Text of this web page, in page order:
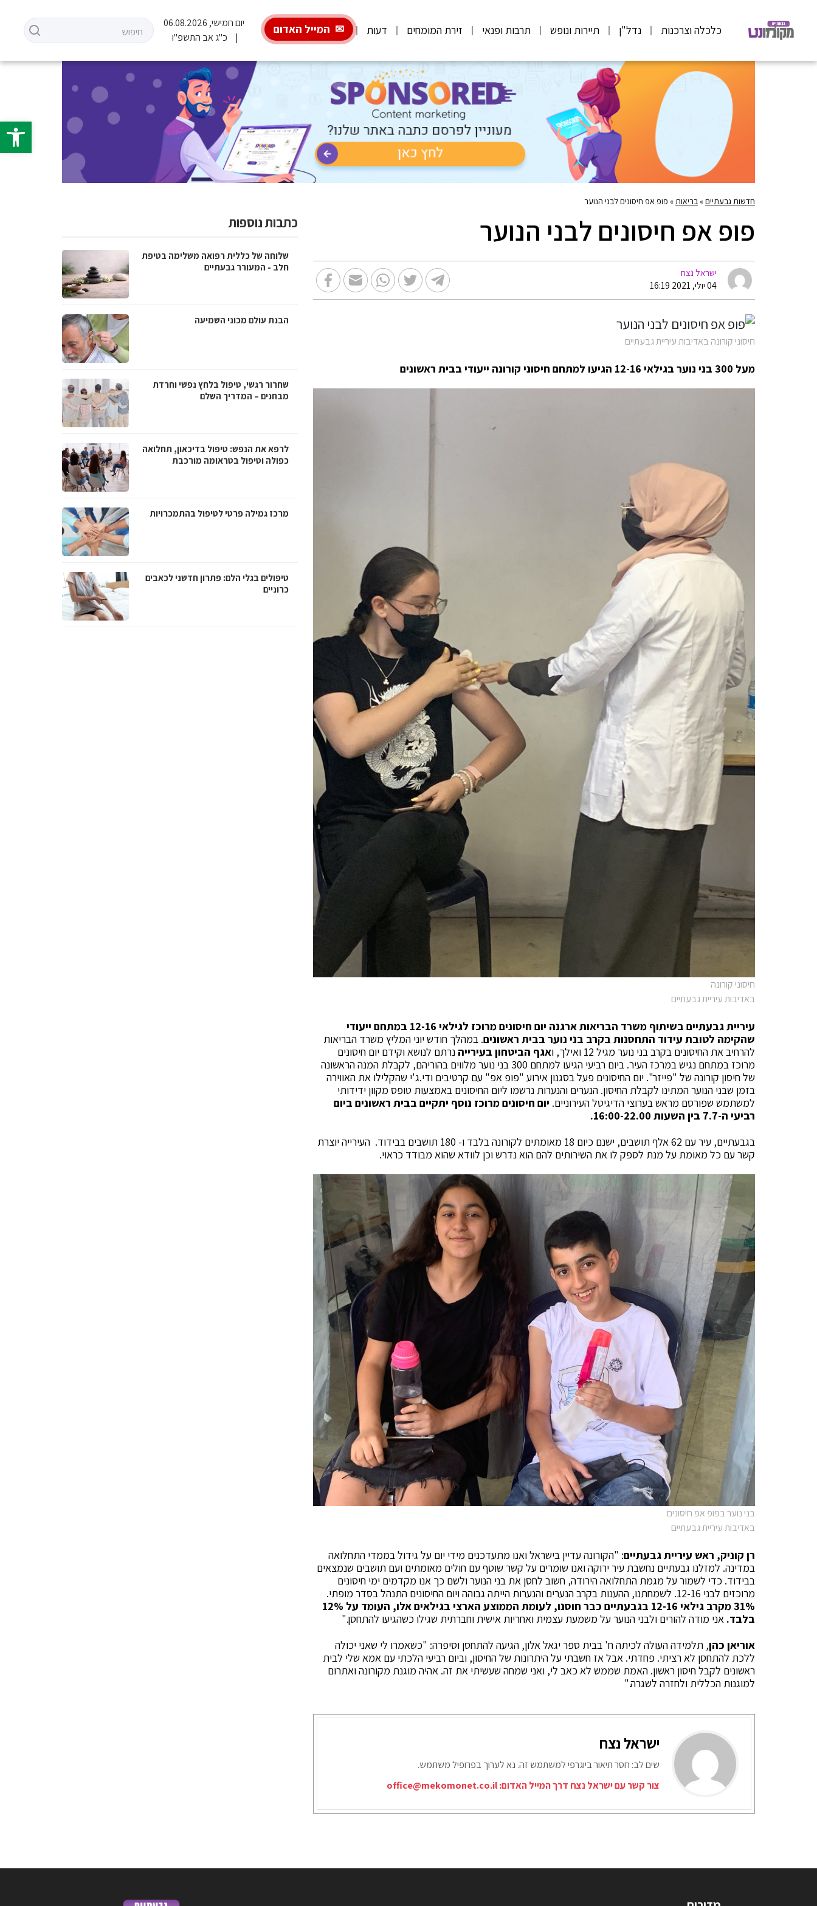
פתח
כלכלה וצרכנות נדל"ן תיירות ונופש תרבות ופנאי זירת המומחים דעות המייל האדום
יום חמישי, 06.08.2026
כ"ג אב התשפ"ו
חדשות גבעתיים» בריאות » פופ אפ חיסונים לבני הנוער
פופ אפ חיסונים לבני הנוער
ישראל נצח
04 יולי, 2021 16:19
חיסוני קורונה באדיבות עיריית גבעתיים
מעל 300 בני נוער בגילאי 12-16 הגיעו למתחם חיסוני קורונה ייעודי בבית ראשונים
חיסוני קורונה
באדיבות עיריית גבעתיים
עיריית גבעתיים בשיתוף משרד הבריאות
ארגנה יום חיסונים מרוכז לגילאי 12-16 במתחם ייעודי
שהקימה לטובת עידוד התחסנות בקרב בני נוער בבית ראשונים. במהלך חודש יוני המליץ משרד הבריאות
להרחיב את החיסונים בקרב בני נוער מגיל 12 ואילך, ו
אגף הביטחון בעירייה נרתם לנושא וקידם יום חיסונים
מרוכז במתחם נגיש במרכז העיר. ביום רביעי הגיעו למתחם 300 בני נוער מלווים בהוריהם, לקבלת המנה הראשונה
של חיסון קורונה של "פייזר". יום החיסונים פעל בסגנון אירוע "פופ אפ" עם קרטיבים ודי.ג'י שהקלילו את האווירה
בזמן שבני הנוער המתינו לקבלת החיסון. הנערים והנערות נרשמו ליום החיסונים באמצעות טופס מקוון ידידותי
למשתמש שפורסם מראש בערוצי הדיגיטל העירוניים. יום חיסונים מרוכז נוסף יתקיים בבית ראשונים ביום
רביעי ה-7.7 בין השעות 16:00-22.00.
בגבעתיים, עיר עם 62 אלף תושבים, ישנם כיום 18 מאומתים לקורונה בלבד ו- 180 תושבים בבידוד. העירייה יוצרת
קשר עם כל מאומת על מנת לספק לו את השירותים להם הוא נדרש וכן לוודא שהוא מבודד כראוי.
בני נוער בפופ אפ חיסונים
באדיבות עיריית גבעתיים
רן קוניק, ראש עיריית גבעתיים: "הקורונה עדיין בישראל ואנו מתעדכנים מידי יום על גידול בממדי התחלואה
במדינה. למזלנו גבעתיים נחשבת עיר ירוקה ואנו שומרים על קשר שוטף עם חולים מאומתים ועם תושבים שנמצאים
בבידוד. כדי לשמור על מגמת התחלואה הירודה, חשוב לחסן את בני הנוער ולשם כך אנו מקדמים ימי חיסונים
מרוכזים לבני 12-16. לשמחתנו, ההענות בקרב הנערים והנערות הייתה גבוהה ויום החיסונים התנהל בסדר מופתי.
31% מקרב גילאי 12-16 בגבעתיים כבר חוסנו, לעומת הממוצע הארצי בגילאים אלו, העומד על 12%
בלבד. אני מודה להורים ולבני הנוער על משמעת עצמית ואחריות אישית וחברתית שגילו כשהגיעו להתחסן."
אוריאן כהן, תלמידה העולה לכיתה ח' בבית ספר יגאל אלון, הגיעה להתחסן וסיפרה: "כשאמרו לי שאני יכולה
ללכת להתחסן לא רציתי. פחדתי. אבל אז חשבתי על היתרונות של החיסון, וביום רביעי הלכתי עם אמא שלי לבית
ראשונים לקבל חיסון ראשון. האמת שממש לא כאב לי, ואני שמחה שעשיתי את זה. אהיה מוגנת מקורונה ואתרום
למוגנות הכללית ולחזרה לשגרה."
ישראל נצח
שים לב: חסר תיאור ביוגרפי למשתמש זה. נא לערוך בפרופיל משתמש.
צור קשר עם ישראל נצח דרך המייל האדום:office@mekomonet.co.il
כתבות נוספות
שלוחה של כללית רפואה משלימה בטיפת
חלב - המעורר גבעתיים
הבנת עולם מכוני השמיעה
שחרור רגשי, טיפול בלחץ נפשי וחרדת
מבחנים – המדריך השלם
לרפא את הנפש: טיפול בדיכאון, תחלואה
כפולה וטיפול בטראומה מורכבת
מרכז גמילה פרטי לטיפול בהתמכרויות
טיפולים בגלי הלם: פתרון חדשני לכאבים
כרוניים